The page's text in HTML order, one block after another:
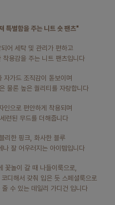
특별함을 주는 니트 숏 팬츠"
어 세탁 및 관리가 편하고
착용감을 주는 니트 팬츠입니다
자가드 조직감이 돋보이며
물론 높은 퀄리티를 자랑합니다
인으로 편안하게 착용되며
련된 무드를 더해줍니다
리한 핑크, 화사한 블루
잘 어우러지는 아이템입니다
꽃놀이 갈 때 나들이룩으로,
해서 갖춰 입은 듯 스페셜룩으로
수 있는 데일리 가디건 입니다